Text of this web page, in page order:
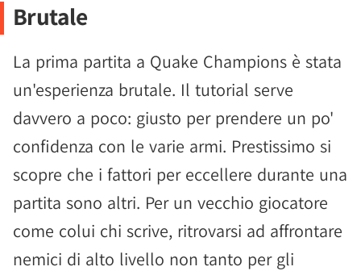
Brutale
La prima partita a Quake Champions è stata
un'esperienza brutale. Il tutorial serve
davvero a poco: giusto per prendere un po'
confidenza con le varie armi. Prestissimo si
scopre che i fattori per eccellere durante una
partita sono altri. Per un vecchio giocatore
come colui chi scrive, ritrovarsi ad affrontare
nemici di alto livello non tanto per gli